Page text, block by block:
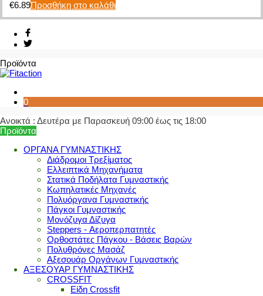
€6.89Προσθήκη στο καλάθι
Προϊόντα
0
Ανοικτά : Δευτέρα με Παρασκευή 09:00 έως τις 18:00
Προϊόντα
ΟΡΓΑΝΑ ΓΥΜΝΑΣΤΙΚΗΣ
Διάδρομοι Τρεξίματος
Ελλειπτικά Μηχανήματα
Στατικά Ποδήλατα Γυμναστικής
Κωπηλατικές Μηχανές
Πολυόργανα Γυμναστικής
Πάγκοι Γυμναστικής
Μονόζυγα Δίζυγα
Steppers - Αεροπερπατητές
Ορθοστάτες Πάγκου - Βάσεις Βαρών
Πολυθρόνες Μασάζ
Αξεσουάρ Οργάνων Γυμναστικής
ΑΞΕΣΟΥΑΡ ΓΥΜΝΑΣΤΙΚΗΣ
CROSSFIT
Είδη Crossfit